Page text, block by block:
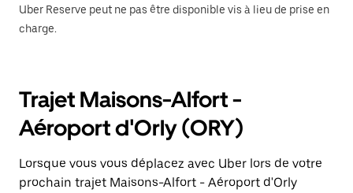
Uber Reserve peut ne pas être disponible vis à lieu de prise en
charge.
Trajet Maisons-Alfort -
Aéroport d'Orly (ORY)
Lorsque vous vous déplacez avec Uber lors de votre
prochain trajet Maisons-Alfort - Aéroport d'Orly